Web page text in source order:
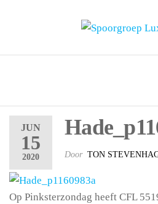
JUN
15
2020 Door TON
Op Pinksterzondag heeft CFL